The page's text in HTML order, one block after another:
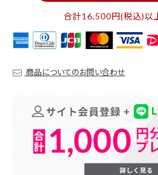
シューズ 財布
ACCOUNT MENU
ようこそ ゲスト 様
会員登録
合計16,500円(税込)以
商品についてのお問い合わせ